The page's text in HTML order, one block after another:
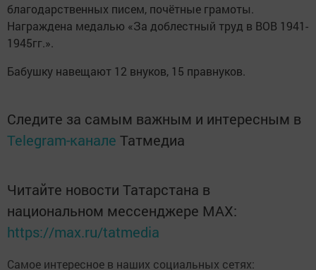
благодарственных писем, почётные грамоты.
Награждена медалью «За доблестный труд в ВОВ 1941-
1945гг.».
Бабушку навещают 12 внуков, 15 правнуков.
Следите за самым важным и интересным в
Telegram-канале Татмедиа
Читайте новости Татарстана в
национальном мессенджере MАХ:
https://max.ru/tatmedia
Самое интересное в наших социальных сетях: